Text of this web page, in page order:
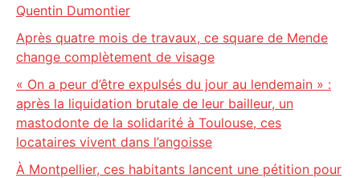
Quentin Dumontier
Après quatre mois de travaux, ce square de Mende
change complètement de visage
« On a peur d’être expulsés du jour au lendemain » :
après la liquidation brutale de leur bailleur, un
mastodonte de la solidarité à Toulouse, ces
locataires vivent dans l’angoisse
À Montpellier, ces habitants lancent une pétition pour